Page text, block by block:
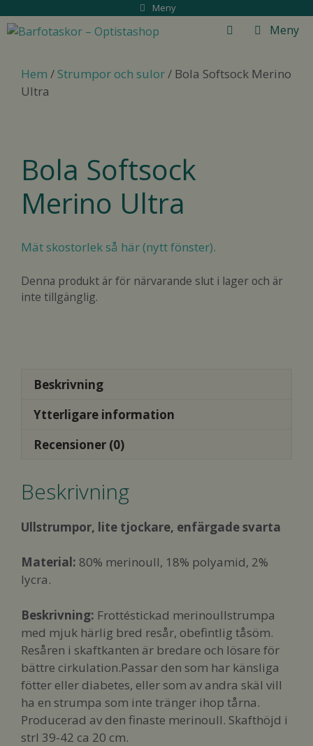
till
Meny
Meny
Hem /Strumpor och sulor/ Bola Softsock Merino
Ultra
Bola Softsock
Merino Ultra
Mät skostorlek så här (nytt fönster).
Denna produkt är för närvarande slut i lager och är
inte tillgänglig.
Beskrivning
Ytterligare information
Recensioner (0)
Beskrivning
Ullstrumpor, lite tjockare, enfärgade svarta
Material: 80% merinoull, 18% polyamid, 2%
lycra.
Beskrivning: Frottéstickad merinoullstrumpa
med mjuk härlig bred resår, obefintlig tåsöm.
Resåren i skaftkanten är bredare och lösare för
bättre cirkulation.Passar den som har känsliga
fötter eller diabetes, eller som av andra skäl vill
ha en strumpa som inte tränger ihop tårna.
Producerad av den finaste merinoull. Skafthöjd i
strl 39-42 ca 20 cm.